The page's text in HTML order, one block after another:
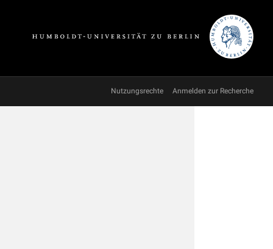
Nutzungsrechte Anmelden zur Recherche